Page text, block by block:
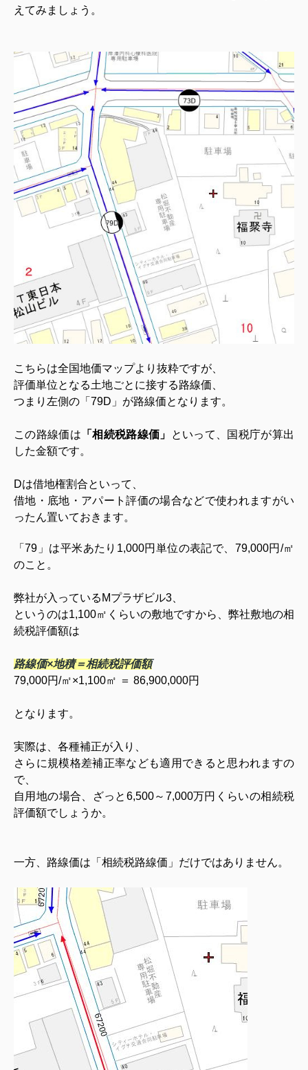
えてみましょう。
こちらは全国地価マップより抜粋ですが、
評価単位となる土地ごとに接する路線価、
つまり左側の「79D」が路線価となります。
この路線価は 「相続税路線価」
といって、国税庁が算出
した金額です。
Dは借地権割合といって、
借地・底地・アパート評価の場合などで使われますがい
ったん置いておきます。
「79」は平米あたり1,000円単位の表記で、79,000円/㎡
のこと。
弊社が入っているMプラザビル3、
というのは1,100㎡くらいの敷地ですから、弊社敷地の相
続税評価額は
路線価×地積＝相続税評価額
79,000円/㎡×1,100㎡ ＝ 86,900,000円
となります。
実際は、各種補正が入り、
さらに規模格差補正率なども適用できると思われますの
で、
自用地の場合、ざっと6,500～7,000万円くらいの相続税
評価額でしょうか。
一方、路線価は「相続税路線価」だけではありません。